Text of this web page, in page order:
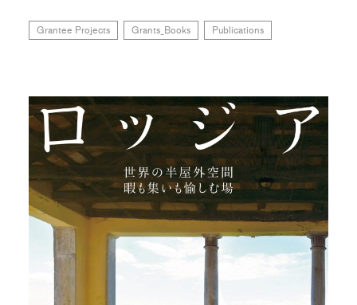
Grantee Projects Grants_Books Publications